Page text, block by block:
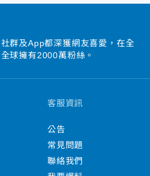
群及App都深獲網友喜愛，在全
球擁有2000萬粉絲。
客服資訊
公告
常見問題
聯絡我們